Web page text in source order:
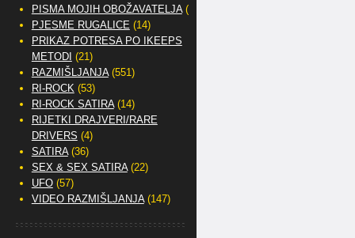
PISMA MOJIH OBOŽAVATELJA(2)
PJESME RUGALICE (14)
PRIKAZ POTRESA PO IKEEPS
METODI (21)
RAZMIŠLJANJA(551)
RI-ROCK(53)
RI-ROCK SATIRA(14)
RIJETKI DRAJVERI/RARE
DRIVERS (4)
SATIRA(36)
SEX & SEX SATIRA(22)
UFO(57)
VIDEO RAZMIŠLJANJA(147)